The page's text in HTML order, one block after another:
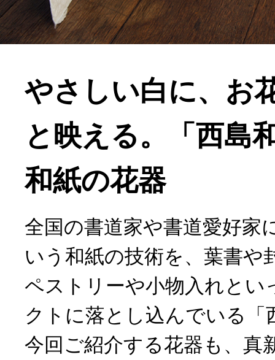
やさしい白に、お
と映える。「西島
和紙の花器
全国の書道家や書道愛好家
いう和紙の技術を、葉書や
ペストリーや小物入れとい
クトに落とし込んでいる「
今回ご紹介する花器も、真